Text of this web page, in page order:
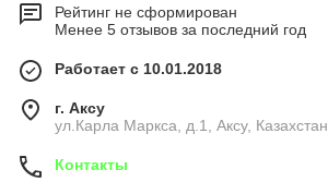
Рейтинг не сформирован
Менее 5 отзывов за последний год
Работает с 10.01.2018
г. Аксу
ул.Карла Маркса, д.1, Аксу, Казахстан
Контакты